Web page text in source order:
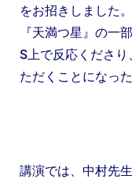
をお招きしました
『天満つ星』の一
S上で反応くださ
ただくことになっ
講演では、中村先